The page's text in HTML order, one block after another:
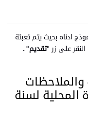
ادناه بحيث يتم تعبئة
النقر على زر "تقديم" .
المحلية لسنة